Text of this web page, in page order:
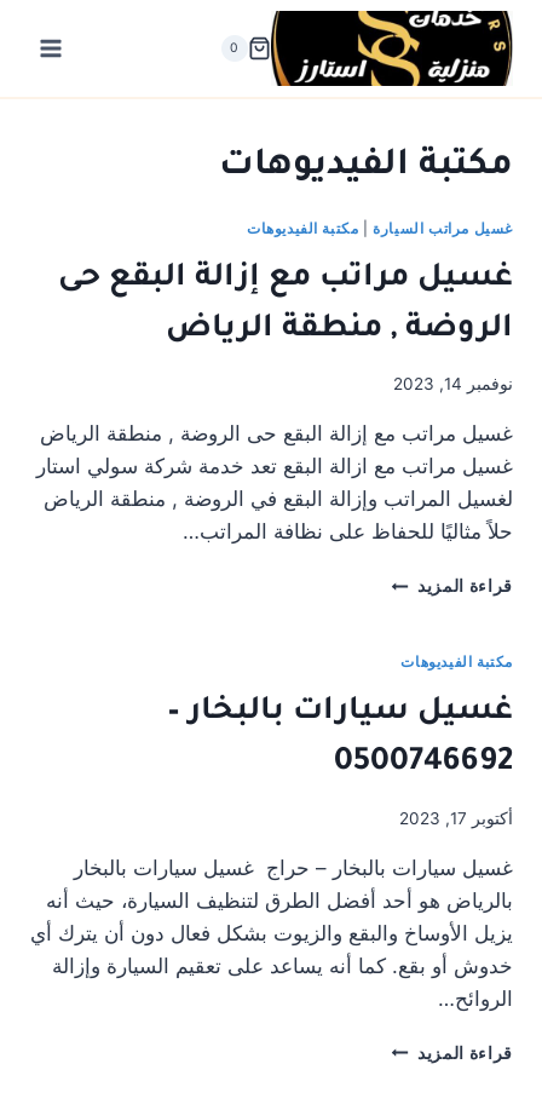
التجاوز
المحتوى
0
مكتبة الفيديوهات
غسيل مراتب السيارة| مكتبة الفيديوهات
غسيل مراتب مع إزالة البقع حى
الروضة , منطقة الرياض
نوفمبر 14, 2023
غسيل مراتب مع إزالة البقع حى الروضة , منطقة الرياض
غسيل مراتب مع ازالة البقع تعد خدمة شركة سولي استار
لغسيل المراتب وإزالة البقع في الروضة , منطقة الرياض
حلاً مثاليًا للحفاظ على نظافة المراتب…
قراءة المزيد غسيل
إزالة
حى
الروضة
,
الرياض
مكتبة الفيديوهات
غسيل سيارات بالبخار –
0500746692
أكتوبر 17, 2023
غسيل سيارات بالبخار – حراج غسيل سيارات بالبخار
بالرياض هو أحد أفضل الطرق لتنظيف السيارة، حيث أنه
يزيل الأوساخ والبقع والزيوت بشكل فعال دون أن يترك أي
خدوش أو بقع. كما أنه يساعد على تعقيم السيارة وإزالة
الروائح…
قراءة المزيد غسيل